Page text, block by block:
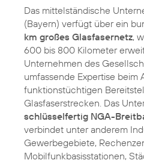
Das mittelständische
(Bayern) verfügt über ein
km großes Glasfasernetz,
600 bis 800 Kilometer
Unternehmen des
umfassende Expertise beim
funktionstüchtigen
Glasfaserstrecken. Das
schlüsselfertig NGA-
verbindet unter anderem
Gewerbegebiete,
Mobilfunkbasisstationen,